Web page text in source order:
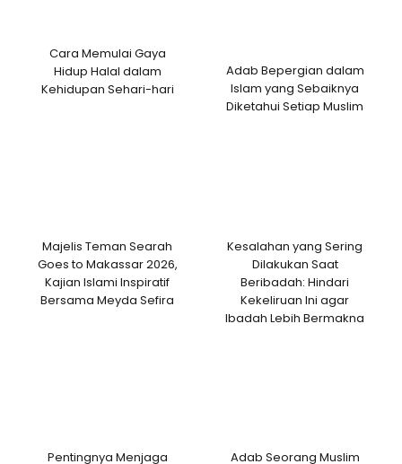
Cara Memulai Gaya
Hidup Halal dalam
Kehidupan Sehari-hari
Adab Bepergian dalam
Islam yang Sebaiknya
Diketahui Setiap Muslim
Majelis Teman Searah
Goes to Makassar 2026,
Kajian Islami Inspiratif
Bersama Meyda Sefira
Kesalahan yang Sering
Dilakukan Saat
Beribadah: Hindari
Kekeliruan Ini agar
Ibadah Lebih Bermakna
Pentingnya Menjaga
Adab Seorang Muslim